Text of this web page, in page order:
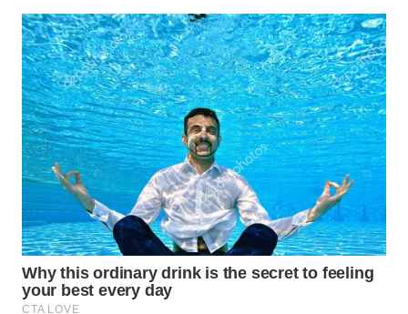
WN
BORNEO
Wahana
Media
Group
WAHANA
NEWS
WAHANA
TANI
WAHANA
ADVOKAT